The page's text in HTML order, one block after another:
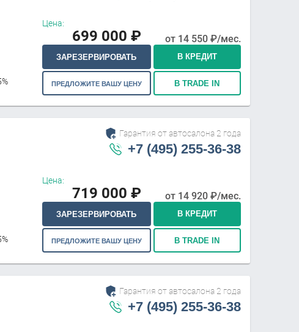
Цена:
699 000 ₽ от 14 550₽/мес.
ЗАРЕЗЕРВИРОВАТЬ В КРЕДИТ
ПРЕДЛОЖИТЕ ВАШУ ЦЕНУ В TRADE IN
Гарантия от автосалона 2 года
+7 (495) 255-36-38
Цена:
719 000 ₽ от 14 920₽/мес.
ЗАРЕЗЕРВИРОВАТЬ В КРЕДИТ
ПРЕДЛОЖИТЕ ВАШУ ЦЕНУ В TRADE IN
Гарантия от автосалона 2 года
+7 (495) 255-36-38